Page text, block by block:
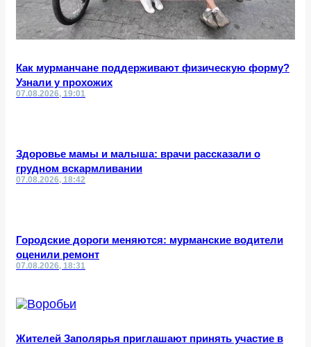
Как мурманчане поддерживают физическую форму?
Узнали у прохожих
07.08.2026, 19:01
Здоровье мамы и малыша: врачи рассказали о
грудном вскармливании
07.08.2026, 18:42
Городские дороги меняются: мурманские водители
оценили ремонт
07.08.2026, 18:31
Жителей Заполярья приглашают принять участие в